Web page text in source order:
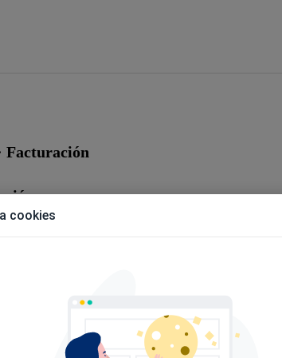
Facturación
una anulación o devolución de factura
Factura Rectificativa , cumpliendo
cookies